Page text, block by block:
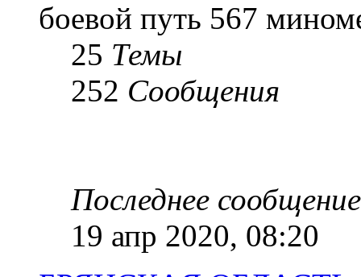
боевой путь 567
25 Темы
252 Сообщения
Последнее сообщение
19 апр 2020, 08:20